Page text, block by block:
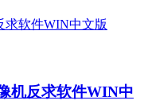
机反求软件WIN中